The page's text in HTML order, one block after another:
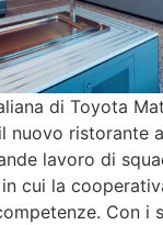
di Toyota
nuovo ristorante
lavoro di
cui la
Con i